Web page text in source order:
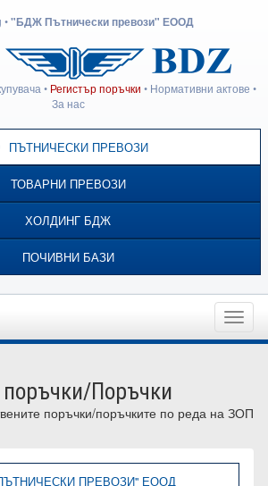
•"БДЖ Пътнически превози" ЕООД
• Регистър поръчки • Нормативни актове •
За нас
ПЪТНИЧЕСКИ ПРЕВОЗИ
ТОВАРНИ ПРЕВОЗИ
ХОЛДИНГ БДЖ
ПОЧИВНИ БАЗИ
Toggle
Поръчки
поръчки/поръчките по реда на ЗОП
ПРЕВОЗИ" ЕООД